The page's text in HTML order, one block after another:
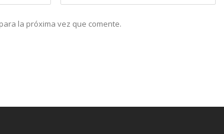
la próxima vez que comente.